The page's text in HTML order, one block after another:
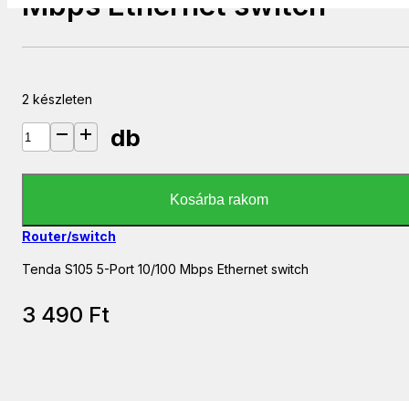
Router/switch
Tenda S105 5-Port 10/100 Mbps Ethernet switch
3 490 Ft
2 készleten
Tenda S105 5-Port 10/100 Mbps Ethernet switch mennyiség
db
Kosárba rakom